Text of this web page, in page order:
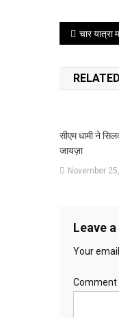
Post
चार यात्रा मार्ग पर 25
सीएम धामी ने
जायज़ा
November
Leave
Your
Comment